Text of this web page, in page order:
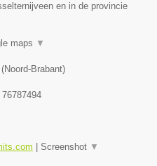
en in de provincie
maps ▼
(Noord-Brabant)
76787494
Screenshot ▼